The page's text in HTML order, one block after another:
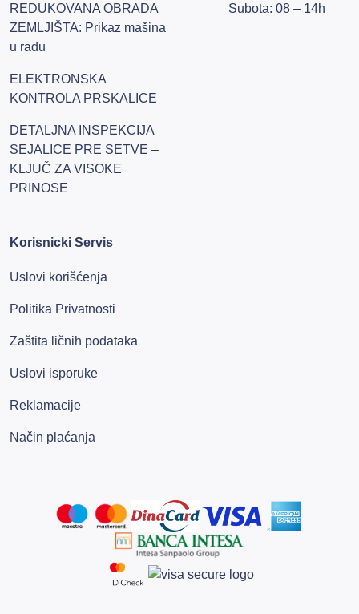
REDUKOVANA OBRADA
ZEMLJIŠTA: Prikaz mašina
u radu
ELEKTRONSKA
KONTROLA PRSKALICE
DETALJNA INSPEKCIJA
SEJALICE PRE SETVE –
KLJUČ ZA VISOKE
PRINOSE
Subota: 08 – 14h
Korisnicki Servis
Uslovi korišćenja
Politika Privatnosti
Zaštita ličnih podataka
Uslovi isporuke
Reklamacije
Način plaćanja